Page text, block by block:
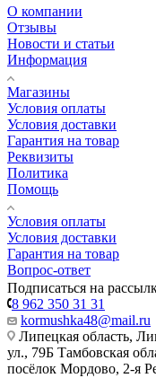
О компании
Отзывы
Новости и статьи
Информация
Магазины
Условия оплаты
Условия доставки
Гарантия на товар
Реквизиты
Политика
Помощь
Условия оплаты
Условия доставки
Гарантия на товар
Вопрос-ответ
Подписаться на
8 962 350 31 31
kormushka48@mail.ru
Липецкая область,
ул., 79Б Тамбовская
посёлок Мордово, 2-я